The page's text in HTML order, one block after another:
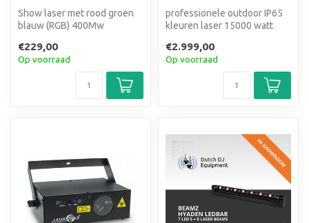
Show laser met rood groen
blauw (RGB) 400Mw
€229,00
Op voorraad
professionele outdoor IP65
kleuren laser 15000 watt
€2.999,00
Op voorraad